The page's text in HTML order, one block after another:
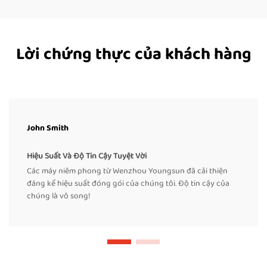
Lời chứng thực của khách hàng
John Smith
Hiệu Suất Và Độ Tin Cậy Tuyệt Vời
Các máy niêm phong từ Wenzhou Youngsun đã cải thiện
đáng kể hiệu suất đóng gói của chúng tôi. Độ tin cậy của
chúng là vô song!